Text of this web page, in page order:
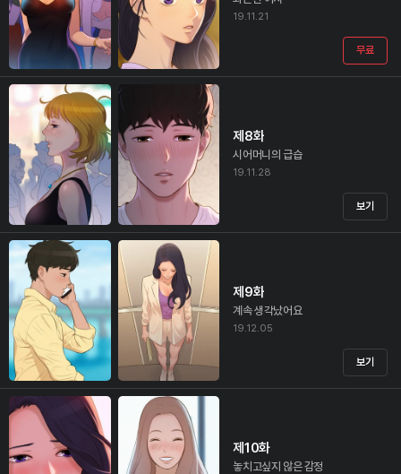
19.11.21
무료
제8화
시어머니의 급습
19.11.28
보기
제9화
계속 생각났어요
19.12.05
보기
제10화
놓치고싶지 않은 감정